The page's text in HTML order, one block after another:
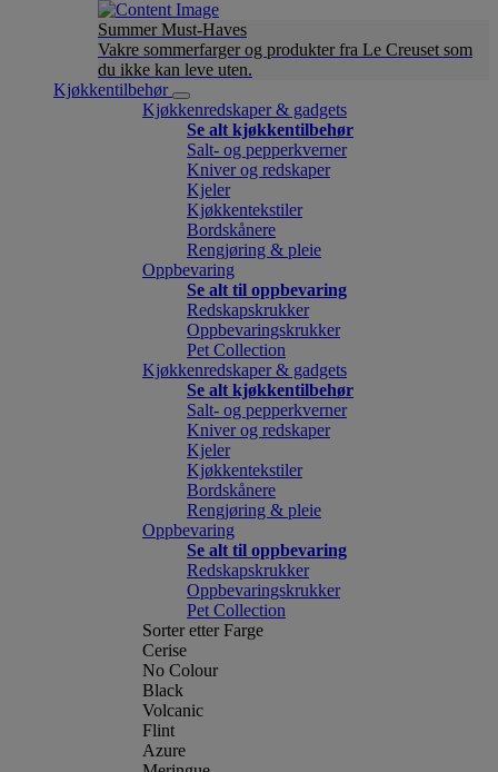
Summer Must-Haves
Vakre sommerfarger og produkter fra Le Creuset som
du ikke kan leve uten.
Kjøkkentilbehør
Kjøkkenredskaper & gadgets
Se alt kjøkkentilbehør
Salt- og pepperkverner
Kniver og redskaper
Kjeler
Kjøkkentekstiler
Bordskånere
Rengjøring & pleie
Oppbevaring
Se alt til oppbevaring
Redskapskrukker
Oppbevaringskrukker
Pet Collection
Kjøkkenredskaper & gadgets
Se alt kjøkkentilbehør
Salt- og pepperkverner
Kniver og redskaper
Kjeler
Kjøkkentekstiler
Bordskånere
Rengjøring & pleie
Oppbevaring
Se alt til oppbevaring
Redskapskrukker
Oppbevaringskrukker
Pet Collection
Sorter etter Farge
Cerise
No Colour
Black
Volcanic
Flint
Azure